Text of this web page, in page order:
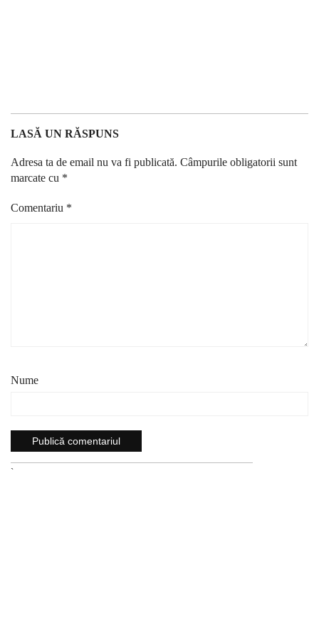
LASĂ UN RĂSPUNS
Adresa ta de email nu va fi publicată. Câmpurile obligatorii sunt
marcate cu *
Comentariu *
Nume
`